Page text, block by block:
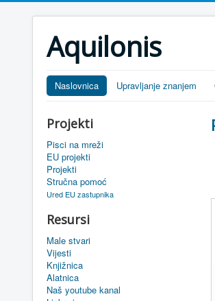
Aquilonis
Naslovnica Upravljanje znanjem
Projekti
Pisci na mreži
EU projekti
Projekti
Stručna pomoć
Ured EU zastupnika
Resursi
Male stvari
Vijesti
Knjižnica
Alatnica
Naš youtube kanal